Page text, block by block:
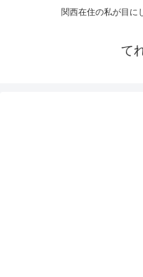
関西在住の私が目に
て